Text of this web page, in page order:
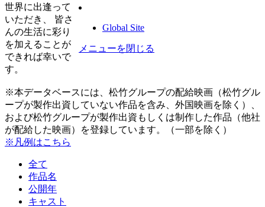
Global Site
メニューを閉じる
世界に出逢って
いただき、 皆さ
んの生活に彩り
を加えることが
できれば幸いで
す。
※本データベースには、松竹グループの配給映画（松竹グル
ープが製作出資していない作品を含み、外国映画を除く）、
および松竹グループが製作出資もしくは制作した作品（他社
が配給した映画）を登録しています。（一部を除く）
※凡例はこちら
全て
作品名
公開年
キャスト